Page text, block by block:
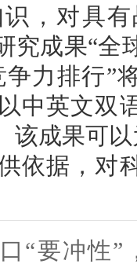
，对具
究成果“全
争力排行”
中英文双
该成果可
依据，对
“要冲性